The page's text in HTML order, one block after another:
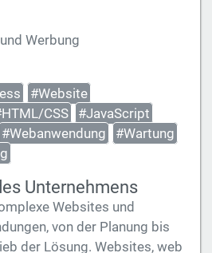
Werbung
#Website
CSS
#JavaScript
#Webanwendung
#Wartung
Unternehmens
Websites und
von der Planung bis
der Lösung. Websites, web